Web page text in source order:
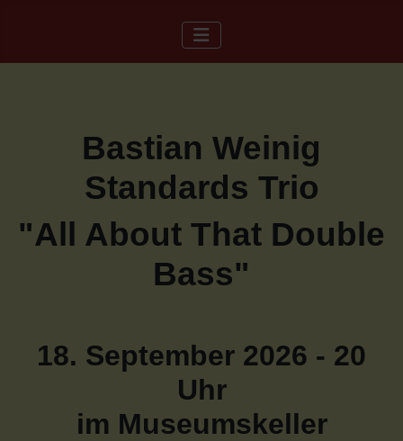
Bastian Weinig
Standards Trio
"All About That Double
Bass"
18. September 2026 - 20
Uhr
im Museumskeller